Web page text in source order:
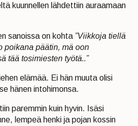
kuunnellen lähdettiin auraamaan
sanoissa on kohta ”Viikkoja tiellä
poikana päätin, mä oon
tää tosimiesten työtä..”
elämää. Ei hän muuta olisi
hänen intohimonsa.
paremmin kuin hyvin. Isäsi
lempeä henki ja pojan kossin